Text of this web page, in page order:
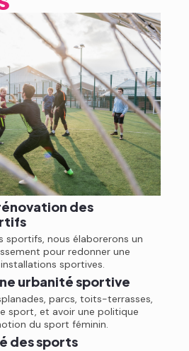
des
sportifs, nous élaborerons un
pour redonner une
sportives.
urbanité sportive
parcs, toits-terrasses,
sport, et avoir une politique
du sport féminin.
des sports